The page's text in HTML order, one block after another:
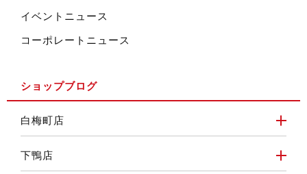
イベントニュース
コーポレートニュース
ショップブログ
白梅町店
下鴨店